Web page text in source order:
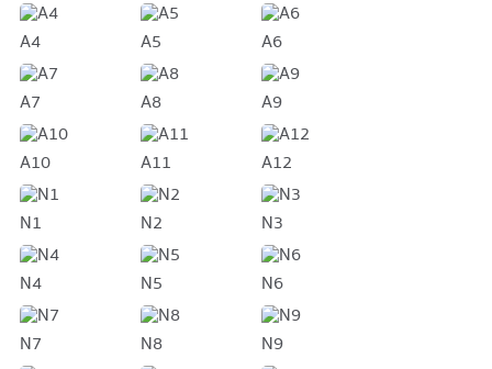
A4 A5 A6
A7 A8 A9
A10 A11 A12
N1 N2 N3
N4 N5 N6
N7 N8 N9